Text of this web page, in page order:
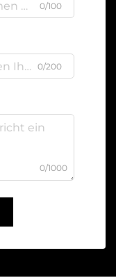
0/100
0/200
0/1000